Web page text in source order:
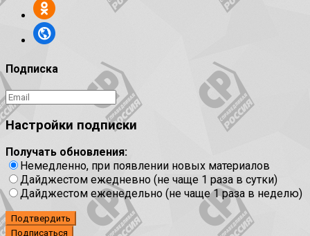
Подписка
Настройки подписки
Получать обновления:
Немедленно, при появлении новых материалов
Дайджестом ежедневно (не чаще 1 раза в сутки)
Дайджестом еженедельно (не чаще 1 раза в неделю)
Подтвердить